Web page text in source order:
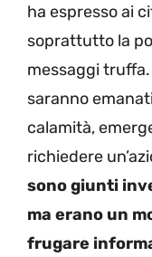
ha espresso ai
soprattutto la
messaggi
saranno
calamità,
richiedere
sono giunti
ma erano un
frugare